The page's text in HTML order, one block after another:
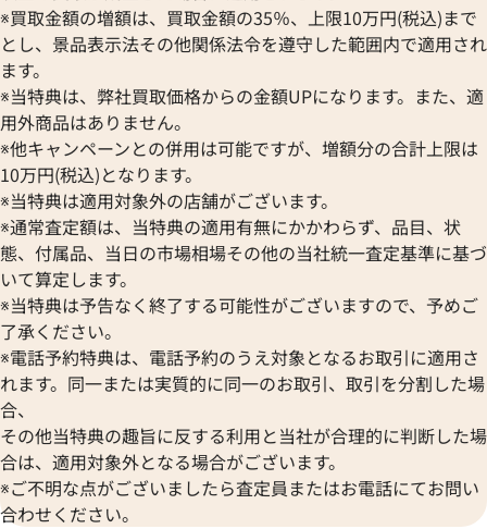
※買取金額の増額は、買取金額の35％、上限10万円(税込)まで
とし、景品表示法その他関係法令を遵守した範囲内で適用され
ます。
※当特典は、弊社買取価格からの金額UPになります。また、適
用外商品はありません。
※他キャンペーンとの併用は可能ですが、増額分の合計上限は
10万円(税込)となります。
※当特典は適用対象外の店舗がございます。
※通常査定額は、当特典の適用有無にかかわらず、品目、状
態、付属品、当日の市場相場その他の当社統一査定基準に基づ
いて算定します。
※当特典は予告なく終了する可能性がございますので、予めご
了承ください。
※電話予約特典は、電話予約のうえ対象となるお取引に適用さ
れます。同一または実質的に同一のお取引、取引を分割した場
合、
その他当特典の趣旨に反する利用と当社が合理的に判断した場
合は、適用対象外となる場合がございます。
※ご不明な点がございましたら査定員またはお電話にてお問い
合わせください。